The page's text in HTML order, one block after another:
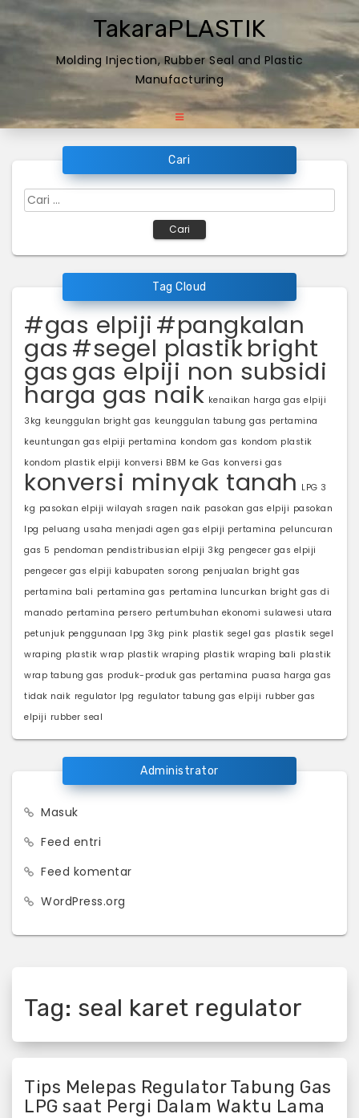
Skip
to
content
TakaraPLASTIK
Molding Injection, Rubber Seal and Plastic
Manufacturing
Cari
Cari
untuk:
Tag Cloud
#gas elpiji#pangkalan
gas#segel plastikbright
gasgas elpiji non subsidi
harga gas naik kenaikan harga gas elpiji
3kg keunggulan bright gas keunggulan tabung gas pertamina
keuntungan gas elpiji pertamina kondom gas kondom plastik
kondom plastik elpiji konversi BBM ke Gas konversi gas
konversi minyak tanah LPG 3
kg pasokan elpiji wilayah sragen naik pasokan gas elpiji pasokan
lpg peluang usaha menjadi agen gas elpiji pertamina peluncuran
gas 5 pendoman pendistribusian elpiji 3kg pengecer gas elpiji
pengecer gas elpiji kabupaten sorong penjualan bright gas
pertamina bali pertamina gas pertamina luncurkan bright gas di
manado pertamina persero pertumbuhan ekonomi sulawesi utara
petunjuk penggunaan lpg 3kg pink plastik segel gas plastik segel
wraping plastik wrap plastik wraping plastik wraping bali plastik
wrap tabung gas produk-produk gas pertamina puasa harga gas
tidak naik regulator lpg regulator tabung gas elpiji rubber gas
elpiji rubber seal
Administrator
Masuk
Feed entri
Feed komentar
WordPress.org
Tag: seal karet regulator
Tips Melepas Regulator Tabung Gas
LPG saat Pergi Dalam Waktu Lama